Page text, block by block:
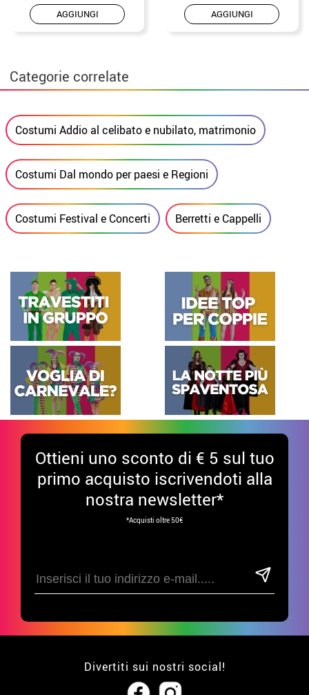
AGGIUNGI AGGIUNGI
Categorie correlate
Costumi Addio al celibato e nubilato, matrimonio
Costumi Dal mondo per paesi e Regioni
Costumi Festival e Concerti Berretti e Cappelli
Ottieni uno sconto di € 5 sul tuo
primo acquisto iscrivendoti alla
nostra newsletter*
*Acquisti oltre 50€
Divertiti sui nostri social!